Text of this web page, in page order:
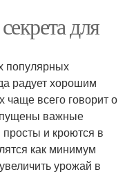
для
популярных
радует хорошим
чаще всего говорит о
важные
и кроются в
как минимум
урожай в